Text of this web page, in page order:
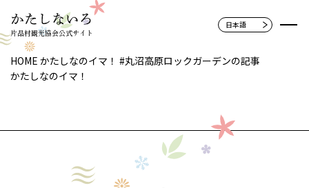
片品村観光協会公式サイト
HOME かたしなのイマ！ #丸沼高原ロックガーデンの記事
かたしなのイマ！